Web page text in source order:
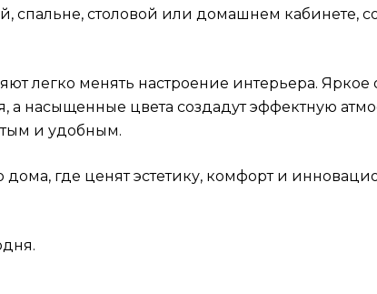
спальне, столовой или домашнем кабинете,
легко менять настроение интерьера.
а насыщенные цвета создадут эффектную
и удобным.
где ценят эстетику, комфорт и